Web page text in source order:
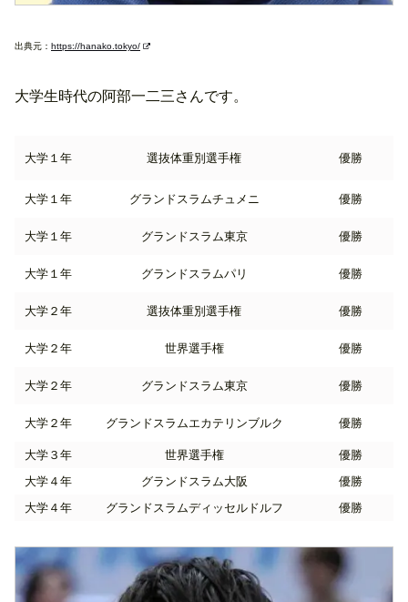
出典元： https://hanako.tokyo/
大学生時代の阿部一二三さんです。
大学１年 選抜体重別選手権 優勝
大学１年 グランドスラムチュメニ 優勝
大学１年 グランドスラム東京 優勝
大学１年 グランドスラムパリ 優勝
大学２年 選抜体重別選手権 優勝
大学２年 世界選手権 優勝
大学２年 グランドスラム東京 優勝
大学２年 グランドスラムエカテリンブルク 優勝
大学３年 世界選手権
優勝
大学４年
グランドスラム大阪
優勝
大学４年
グランドスラムディッセルドルフ 優勝